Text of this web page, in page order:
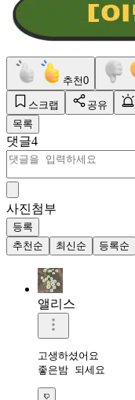
추천0
스크랩 공유
목록
댓글4
사진첨부
등록
추천순
최신순 등록순
앨리스
고생하셨어요
좋은밤 되세요